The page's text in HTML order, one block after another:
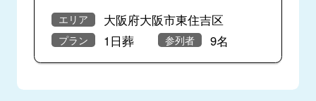
エリア 大阪府大阪市東住吉区
プラン 1日葬 参列者 9名